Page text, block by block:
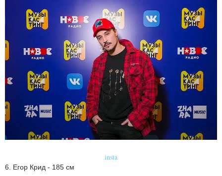
insta
6. Егор Крид - 185 см